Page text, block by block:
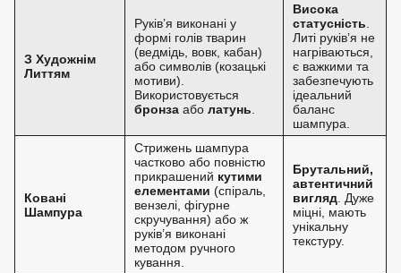
З Художнім
Литтям
Руків’я виконані у
формі голів тварин
(ведмідь, вовк, кабан)
або символів (козацькі
мотиви).
Використовується
бронза або латунь
Висока
статусність
Литі руків’я не
нагріваються,
є важкими та
забезпечують
ідеальний
баланс
шампура.
Ковані
Шампура
Стрижень шампура
частково або повністю
прикрашений кутими
елементами (спіраль,
вензелі, фігурне
скручування) або ж
руків’я виконані
методом ручного
кування.
Брутальний,
автентичний
вигляд . Дуже
міцні, мають
унікальну
текстуру.